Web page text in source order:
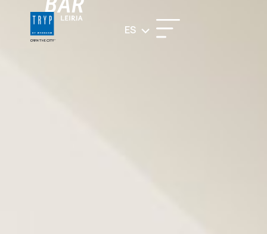
ES